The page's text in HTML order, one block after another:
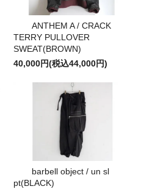
ANTHEM A / CRACK
TERRY PULLOVER
SWEAT(BROWN)
40,000円(税込44,000円)
barbell object / un sl
pt(BLACK)